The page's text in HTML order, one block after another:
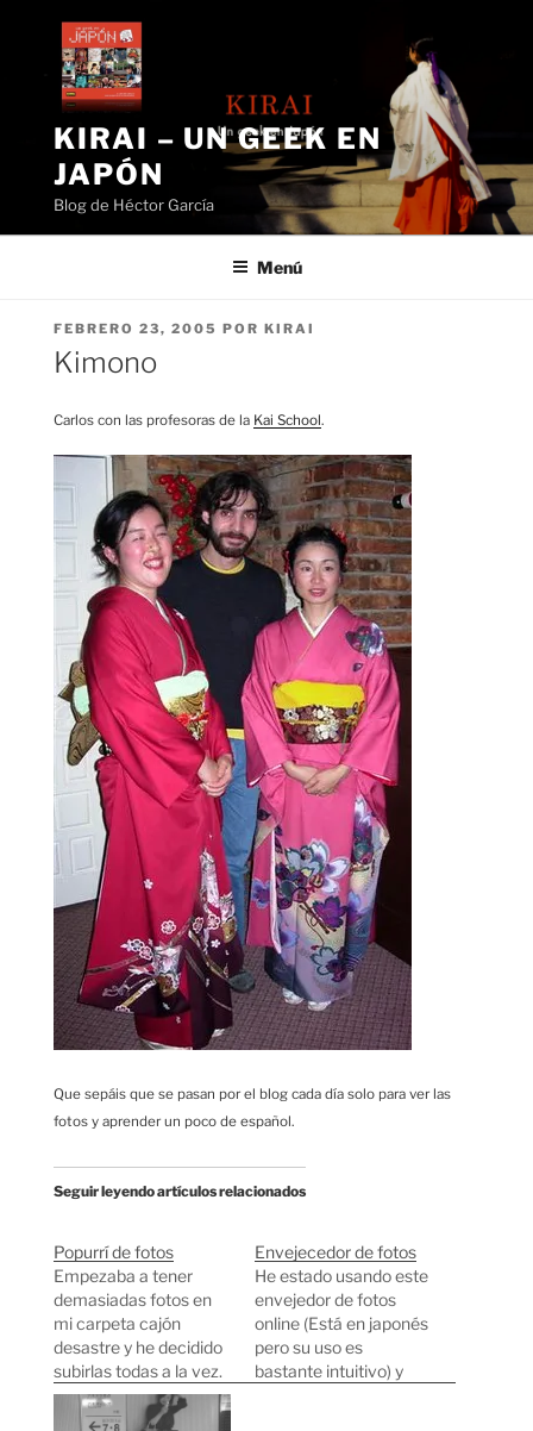
contenido
KIRAI – UN GEEK EN
JAPÓN
Blog de Héctor García
Menú
PUBLICADO
EL
FEBRERO 23, 2005 POR KIRAI
Kimono
Carlos con las profesoras de la Kai School.
Que sepáis que se pasan por el blog cada día solo para ver las
fotos y aprender un poco de español.
Seguir leyendo artículos relacionados
Popurrí de fotos
Empezaba a tener
demasiadas fotos en
mi carpeta cajón
desastre y he decidido
subirlas todas a la vez.
Es un popurrí bastante
sin sentido (parecido al
Envejecedor de fotos
He estado usando este
envejedor de fotos
online (Está en japonés
pero su uso es
bastante intuitivo) y